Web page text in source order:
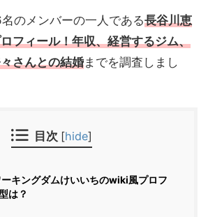
のメンバーの一人である長谷川恵
フィール！年収、経営するジム、
さんとの結婚までを調査しまし
目次 [hide]
キングダムけいいちのwiki風プロフ
は？